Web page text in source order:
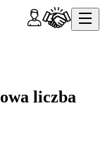
liczba